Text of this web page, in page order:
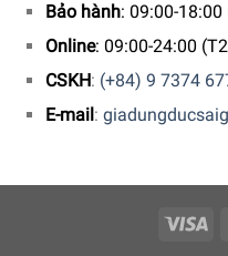
Các tính năng nổi bật
6 chương trình rửa đa
Bảo hành: 09:00-18:00
Online: 09:00-24:00
CSKH: (+84) 9 7374
E-mail :